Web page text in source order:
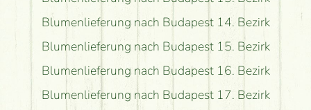
Blumenlieferung nach Budapest 14. Bezirk
Blumenlieferung nach Budapest 15. Bezirk
Blumenlieferung nach Budapest 16. Bezirk
Blumenlieferung nach Budapest 17. Bezirk